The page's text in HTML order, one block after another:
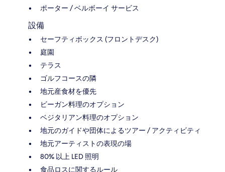
ポーター / ベルボーイ サービス
設備
セーフティボックス (フロントデスク)
庭園
テラス
ゴルフコースの隣
地元産食材を優先
ビーガン料理のオプション
ベジタリアン料理のオプション
地元のガイドや団体によるツアー / アクティビティ
地元アーティストの表現の場
80% 以上 LED 照明
食品ロスに関するルール